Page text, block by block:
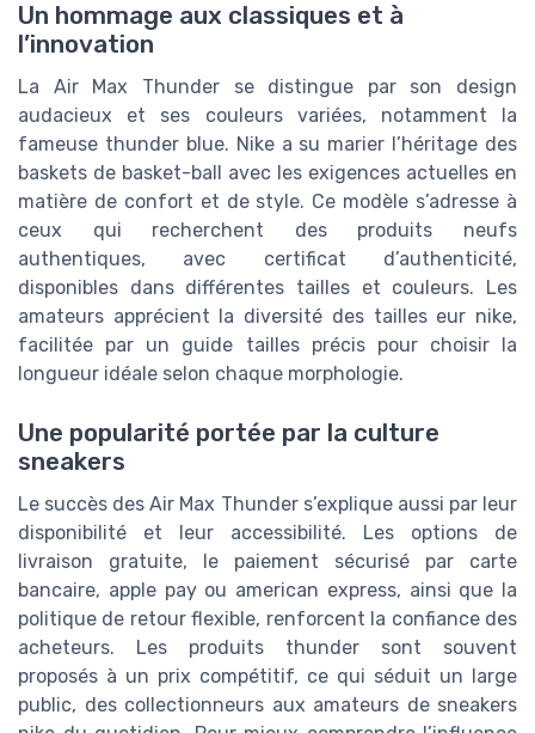
Un hommage aux classiques et à
l’innovation
La Air Max Thunder se distingue par son design
audacieux et ses couleurs variées, notamment la
fameuse thunder blue. Nike a su marier l’héritage des
baskets de basket-ball avec les exigences actuelles en
matière de confort et de style. Ce modèle s’adresse à
ceux qui recherchent des produits neufs
authentiques, avec certificat d’authenticité,
disponibles dans différentes tailles et couleurs. Les
amateurs apprécient la diversité des tailles eur nike,
facilitée par un guide tailles précis pour choisir la
longueur idéale selon chaque morphologie.
Une popularité portée par la culture
sneakers
Le succès des Air Max Thunder s’explique aussi par leur
disponibilité et leur accessibilité. Les options de
livraison gratuite, le paiement sécurisé par carte
bancaire, apple pay ou american express, ainsi que la
politique de retour flexible, renforcent la confiance des
acheteurs. Les produits thunder sont souvent
proposés à un prix compétitif, ce qui séduit un large
public, des collectionneurs aux amateurs de sneakers